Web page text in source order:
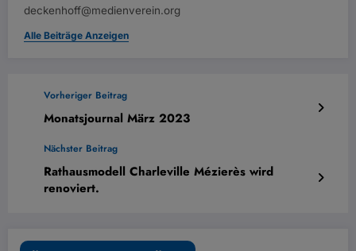
deckenhoff@medienverein.org
Alle Beiträge Anzeigen
Vorheriger Beitrag
Monatsjournal März 2023
Nächster Beitrag
Rathausmodell Charleville Mézierès wird
renoviert.